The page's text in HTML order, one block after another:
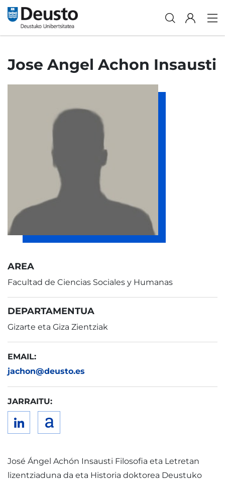
Jose Angel Achon Insausti
AREA
Facultad de Ciencias Sociales y Humanas
DEPARTAMENTUA
Gizarte eta Giza Zientziak
EMAIL:
jachon@deusto.es
JARRAITU:
José Ángel Achón Insausti Filosofia eta Letretan
lizentziaduna da eta Historia doktorea Deustuko